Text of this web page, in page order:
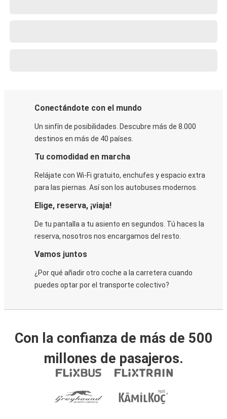
Conectándote con el mundo
Un sinfín de posibilidades. Descubre más de 8.000
destinos en más de 40 países.
Tu comodidad en marcha
Relájate con Wi-Fi gratuito, enchufes y espacio extra
para las piernas. Así son los autobuses modernos.
Elige, reserva, ¡viaja!
De tu pantalla a tu asiento en segundos. Tú haces la
reserva, nosotros nos encargamos del resto.
Vamos juntos
¿Por qué añadir otro coche a la carretera cuando
puedes optar por el transporte colectivo?
Con la confianza de más de 500
millones de pasajeros.